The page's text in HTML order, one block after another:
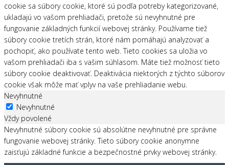
cookie sa súbory cookie, ktoré sú podľa potreby kategorizované,
ukladajú vo vašom prehliadači, pretože sú nevyhnutné pre
fungovanie základných funkcií webovej stránky. Používame tiež
súbory cookie tretích strán, ktoré nám pomáhajú analyzovať a
pochopiť, ako používate tento web. Tieto cookies sa uložia vo
vašom prehliadači iba s vašim súhlasom. Máte tiež možnosť tieto
súbory cookie deaktivovať. Deaktivácia niektorých z týchto súborov
cookie však môže mať vplyv na vaše prehliadanie webu.
Nevyhnutné
Nevyhnutné
Vždy povolené
Nevyhnutné súbory cookie sú absolútne nevyhnutné pre správne
fungovanie webovej stránky. Tieto súbory cookie anonymne
zaisťujú základné funkcie a bezpečnostné prvky webovej stránky.